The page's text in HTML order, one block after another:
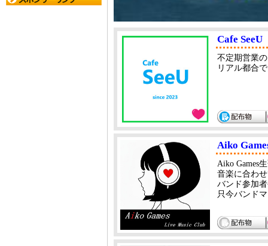
Cafe SeeU
不定期営業
リアル都合
Aiko
Aiko Games
音楽に合わ
バンド参加
只今バンド